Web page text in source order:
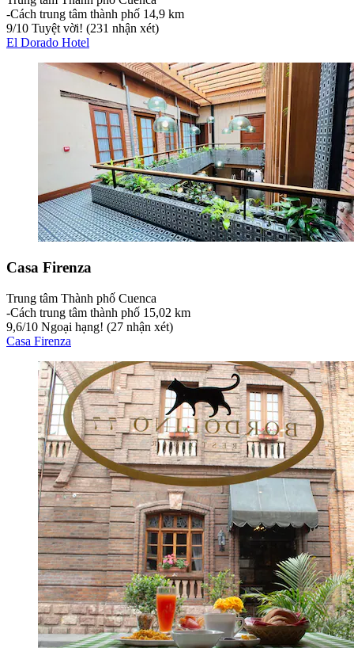
‐Cách trung tâm thành phố 14,9 km
9/10 Tuyệt vời! (231 nhận xét)
El Dorado Hotel
Casa Firenza
Trung tâm Thành phố Cuenca
‐Cách trung tâm thành phố 15,02 km
9,6/10 Ngoại hạng! (27 nhận xét)
Casa Firenza